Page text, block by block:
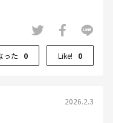
った 0 Like! 0
2026.2.3